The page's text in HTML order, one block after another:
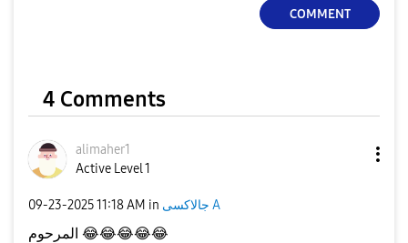
COMMENT
4 Comments
alimaher1
Active Level 1
‎09-23-202511:18 AM in جالاكسى A
😂😂😂😂😂